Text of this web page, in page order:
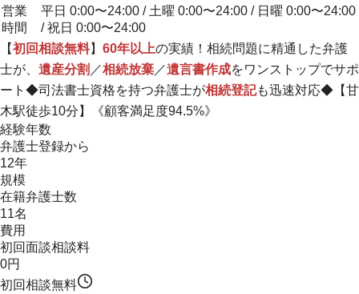
営業
時間
平日 0:00〜24:00 / 土曜 0:00〜24:00 / 日曜 0:00〜24:00
/ 祝日 0:00〜24:00
【初回相談無料】 60年以上の実績！相続問題に精通した弁護
士が、 遺産分割 ／相続放棄 ／遺言書作成をワンストップでサポ
ート◆司法書士資格を持つ弁護士が相続登記も迅速対応◆【甘
木駅徒歩10分】《顧客満足度94.5%》
経験年数
弁護士登録から
12年
規模
在籍弁護士数
11名
費用
初回面談相談料
0円
初回相談無料